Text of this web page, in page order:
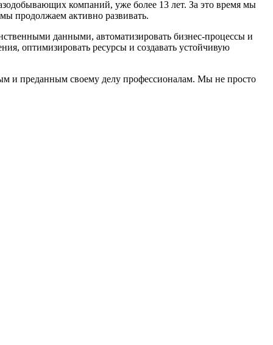
компаний, уже более 13 лет. За это время мы
продолжаем активно развивать.
данными, автоматизировать бизнес-процессы и
оптимизировать ресурсы и создавать устойчивую
и преданным своему делу профессионалам. Мы не просто